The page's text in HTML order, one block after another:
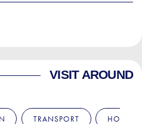
VISIT AROUND
TRANSPORT